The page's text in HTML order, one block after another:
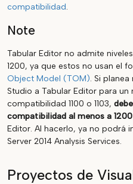
compatibilidad.
Note
Tabular Editor no admite
1200, ya que estos no usan el
Object Model (TOM). Si
Studio a Tabular Editor para
compatibilidad 1100 o 1103,
compatibilidad al menos a 1200
Editor. Al hacerlo, ya no podrá
Server 2014 Analysis Services.
Proyectos de